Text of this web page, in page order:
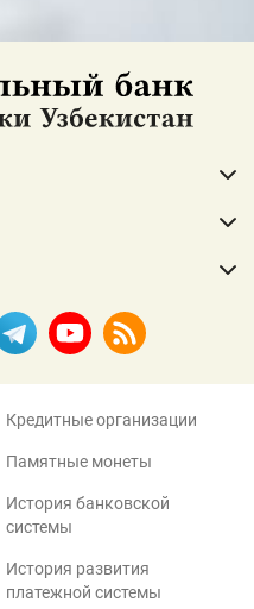
Кредитные организации
Памятные монеты
История банковской
системы
История развития
платежной системы